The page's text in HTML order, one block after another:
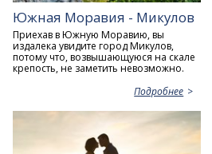
Южная Моравия - Микулов
Приехав в Южную Моравию, вы
издалека увидите город Микулов,
потому что, возвышающуюся на скале
крепость, не заметить невозможно.
Подробнее